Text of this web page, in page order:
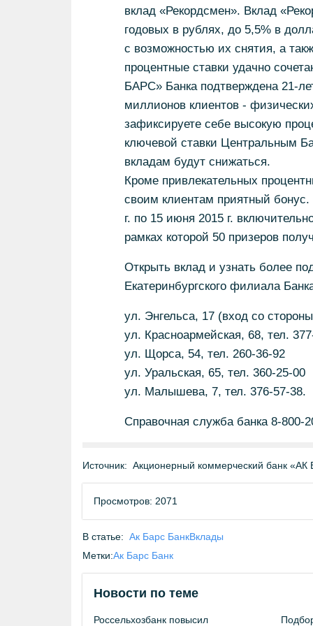
вклад «Рекордсмен». Вклад
годовых в рублях, до 5,5% в
с возможностью их снятия, а
процентные ставки удачно
БАРС» Банка подтверждена 21-
миллионов клиентов -
зафиксируете себе высокую
ключевой ставки Центральным
вкладам будут снижаться.
Кроме привлекательных
своим клиентам приятный
г. по 15 июня 2015 г.
рамках которой 50 призеров
Открыть вклад и узнать более
Екатеринбургского филиала
ул. Энгельса, 17 (вход со
ул. Красноармейская, 68, тел.
ул. Щорса, 54, тел. 260-36-92
ул. Уральская, 65, тел. 360-25-00
ул. Малышева, 7, тел. 376-57-38.
Справочная служба банка 8-800-
Источник: Акционерный коммерческий банк
Просмотров: 2071
В статье: Ак Барс БанкВклады
Метки:Ак Барс Банк
Новости по теме
Россельхозбанк повысил